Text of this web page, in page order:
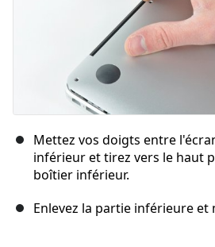
Mettez vos doigts entre
inférieur et tirez vers le haut
boîtier inférieur.
Enlevez la partie inférieure et